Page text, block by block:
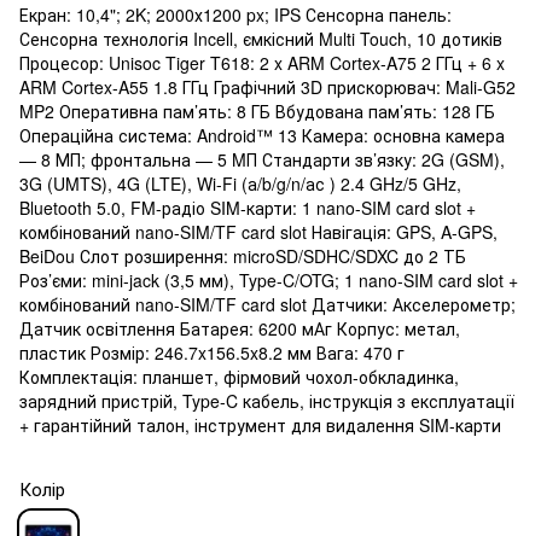
Екран: 10,4"; 2K; 2000х1200 px; IPS Сенсорна панель:
Сенсорна технологія Incell, ємкісний Multi Touch, 10 дотиків
Процесор: Unisoc Tiger T618: 2 x ARM Cortex-A75 2 ГГц + 6 x
ARM Cortex-A55 1.8 ГГц Графічний 3D прискорювач: Mali-G52
MP2 Оперативна пам’ять: 8 ГБ Вбудована пам’ять: 128 ГБ
Операційна система: Android™ 13 Камера: основна камера
— 8 МП; фронтальна — 5 MП Стандарти зв’язку: 2G (GSM),
3G (UMTS), 4G (LTE), Wi-Fi (а/b/g/n/ас ) 2.4 GHz/5 GHz,
Bluetooth 5.0, FM-радіо SIM-карти: 1 nano-SIM card slot +
комбінований nano-SIM/TF card slot Навігація: GPS, A-GPS,
BeiDou Слот розширення: microSD/SDHC/SDXC до 2 ТБ
Роз’єми: mini-jack (3,5 мм), Type-C/OTG; 1 nano-SIM card slot +
комбінований nano-SIM/TF card slot Датчики: Акселерометр;
Датчик освітлення Батарея: 6200 мАг Корпус: метал,
пластик Розмір: 246.7x156.5x8.2 мм Вага: 470 г
Комплектація: планшет, фірмовий чохол-обкладинка,
зарядний пристрій, Type-C кабель, інструкція з експлуатації
+ гарантійний талон, інструмент для видалення SIM-карти
Колір